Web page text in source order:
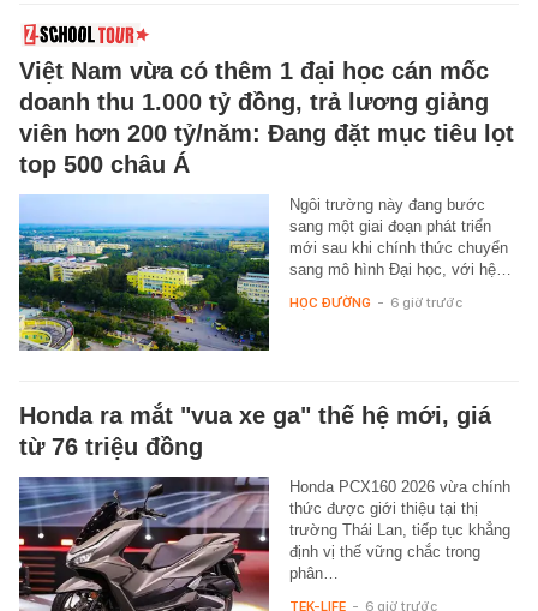
Việt Nam vừa có thêm 1 đại học cán mốc
doanh thu 1.000 tỷ đồng, trả lương giảng
viên hơn 200 tỷ/năm: Đang đặt mục tiêu lọt
top 500 châu Á
Ngôi trường này đang bước
sang một giai đoạn phát triển
mới sau khi chính thức chuyển
sang mô hình Đại học, với hệ…
HỌC ĐƯỜNG - 6 giờ trước
Honda ra mắt "vua xe ga" thế hệ mới, giá
từ 76 triệu đồng
Honda PCX160 2026 vừa chính
thức được giới thiệu tại thị
trường Thái Lan, tiếp tục khẳng
định vị thế vững chắc trong
phân…
TEK-LIFE - 6 giờ trước